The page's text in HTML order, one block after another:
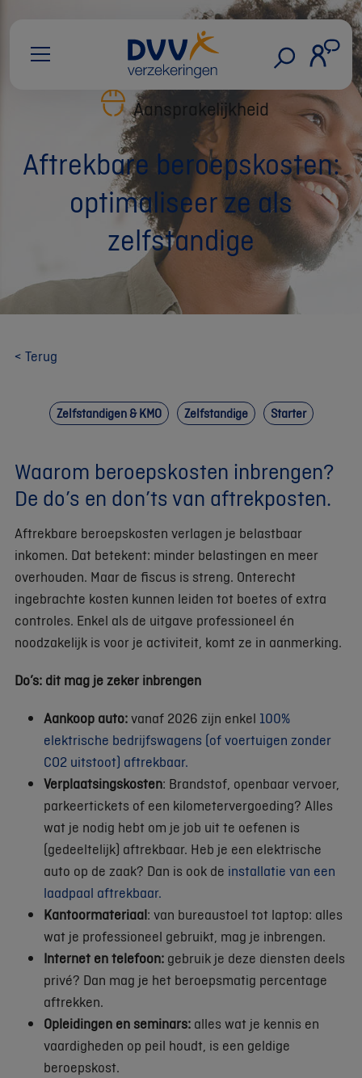
Aansprakelijkheid
Aftrekbare beroepskosten:
optimaliseer ze als
zelfstandige
< Terug
Zelfstandigen & KMO Zelfstandige Starter
Waarom beroepskosten inbrengen?
De do’s en don’ts van aftrekposten.
Aftrekbare beroepskosten verlagen je belastbaar
inkomen. Dat betekent: minder belastingen en meer
overhouden. Maar de fiscus is streng. Onterecht
ingebrachte kosten kunnen leiden tot boetes of extra
controles. Enkel als de uitgave professioneel én
noodzakelijk is voor je activiteit, komt ze in aanmerking.
Do’s: dit mag je zeker inbrengen
Aankoop auto:vanaf 2026 zijn enkel 100%
elektrische bedrijfswagens (of voertuigen zonder
CO2 uitstoot) aftrekbaar.
Verplaatsingskosten: Brandstof, openbaar vervoer,
parkeertickets of een kilometervergoeding? Alles
wat je nodig hebt om je job uit te oefenen is
(gedeeltelijk) aftrekbaar. Heb je een elektrische
auto op de zaak? Dan is ook de installatie van een
laadpaal aftrekbaar.
Kantoormateriaal: van bureaustoel tot laptop: alles
wat je professioneel gebruikt, mag je inbrengen.
Internet en telefoon: gebruik je deze diensten deels
privé? Dan mag je het beroepsmatig percentage
aftrekken.
Opleidingen en seminars: alles wat je kennis en
vaardigheden op peil houdt, is een geldige
beroepskost.